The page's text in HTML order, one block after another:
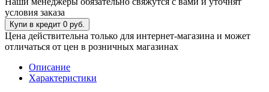
условия заказа
Цена действительна только для интернет-магазина и может
отличаться от цен в розничных магазинах
Описание
Характеристики